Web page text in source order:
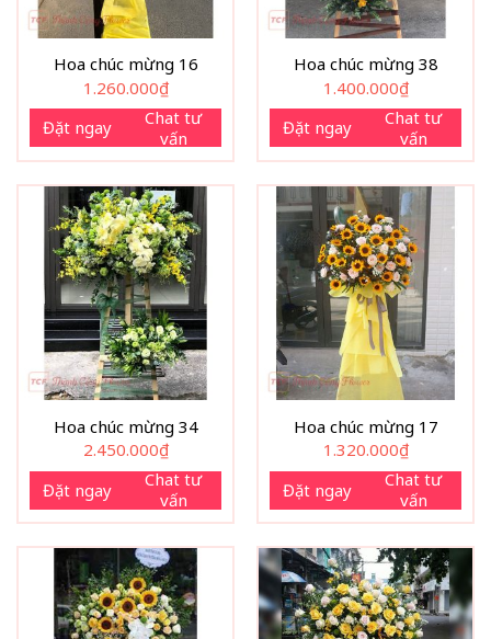
Hoa chúc mừng 16
1.260.000₫
Đặt ngay
Chat tư
vấn
Hoa chúc mừng 38
1.400.000₫
Đặt ngay
Chat tư
vấn
Hoa chúc mừng 34
2.450.000₫
Đặt ngay
Chat tư
vấn
Hoa chúc mừng 17
1.320.000₫
Đặt ngay
Chat tư
vấn